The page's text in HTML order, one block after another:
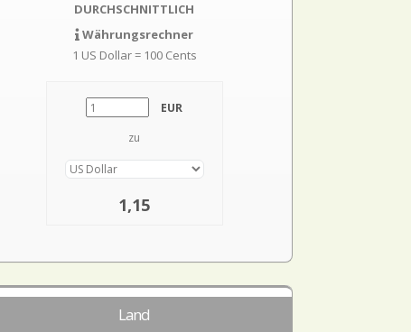
DURCHSCHNITTLICH
Währungsrechner
1 US Dollar = 100 Cents
EUR
zu
1,15
Land